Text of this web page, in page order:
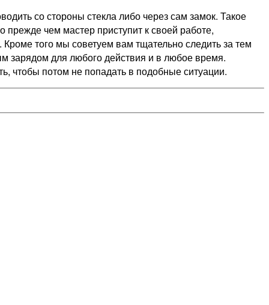
со стороны стекла либо через сам замок. Такое
чем мастер приступит к своей работе,
того мы советуем вам тщательно следить за тем
зарядом для любого действия и в любое время.
чтобы потом не попадать в подобные ситуации.